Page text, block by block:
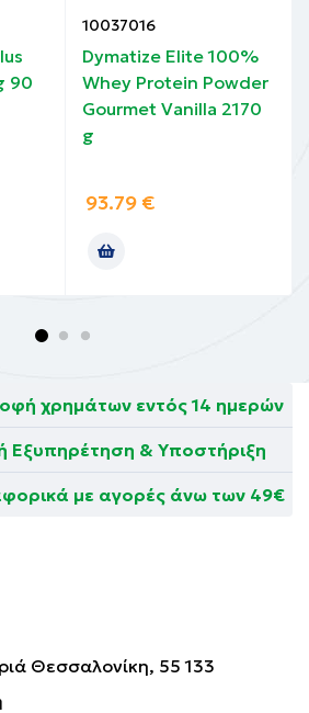
90
10037016
Dymatize Elite 100%
Whey Protein Powder
Gourmet Vanilla 2170
g
93.79 €
χρημάτων εντός 14 ημερών
Εξυπηρέτηση & Υποστήριξη
με αγορές άνω των 49€
Θεσσαλονίκη, 55 133